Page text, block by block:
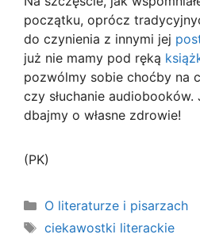
początku, oprócz
do czynienia z innymi jej
już nie mamy pod ręką
pozwólmy sobie choćby na
czy słuchanie audiobooków.
dbajmy o własne zdrowie!
(PK)
Kategorie
O literaturze i pisarzach
Tagi
ciekawostki literackie